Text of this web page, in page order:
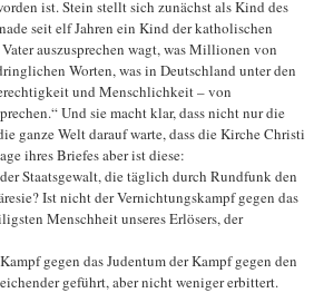
ist. Stein stellt sich zunächst als Kind des
seit elf Jahren ein Kind der katholischen
auszusprechen wagt, was Millionen von
Worten, was in Deutschland unter den
und Menschlichkeit – von
Und sie macht klar, dass nicht nur die
ganze Welt darauf warte, dass die Kirche Christi
ihres Briefes aber ist diese:
Staatsgewalt, die täglich durch Rundfunk den
Ist nicht der Vernichtungskampf gegen das
Menschheit unseres Erlösers, der
gegen das Judentum der Kampf gegen den
geführt, aber nicht weniger erbittert.